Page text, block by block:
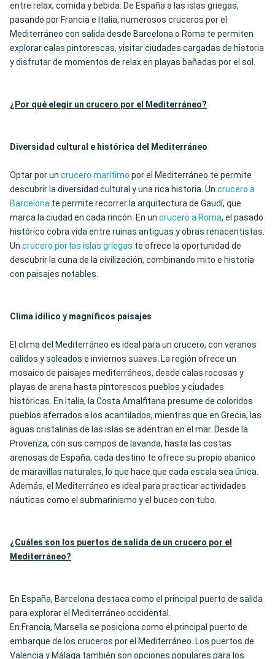
entre relax, comida y bebida. De España a las islas griegas,
pasando por Francia e Italia, numerosos cruceros por el
Mediterráneo con salida desde Barcelona o Roma te permiten
explorar calas pintorescas, visitar ciudades cargadas de historia
y disfrutar de momentos de relax en playas bañadas por el sol.
¿Por qué elegir un crucero por el Mediterráneo?
Diversidad cultural e histórica del Mediterráneo
Optar por un crucero marítimo por el Mediterráneo te permite
descubrir la diversidad cultural y una rica historia. Un crucero a
Barcelona te permite recorrer la arquitectura de Gaudí, que
marca la ciudad en cada rincón. En un crucero a Roma, el pasado
histórico cobra vida entre ruinas antiguas y obras renacentistas.
Un crucero por las islas griegas te ofrece la oportunidad de
descubrir la cuna de la civilización, combinando mito e historia
con paisajes notables.
Clima idílico y magníficos paisajes
El clima del Mediterráneo es ideal para un crucero, con veranos
cálidos y soleados e inviernos suaves. La región ofrece un
mosaico de paisajes mediterráneos, desde calas rocosas y
playas de arena hasta pintorescos pueblos y ciudades
históricas. En Italia, la Costa Amalfitana presume de coloridos
pueblos aferrados a los acantilados, mientras que en Grecia, las
aguas cristalinas de las islas se adentran en el mar. Desde la
Provenza, con sus campos de lavanda, hasta las costas
arenosas de España, cada destino te ofrece su propio abanico
de maravillas naturales, lo que hace que cada escala sea única.
Además, el Mediterráneo es ideal para practicar actividades
náuticas como el submarinismo y el buceo con tubo.
¿Cuáles son los puertos de salida de un crucero por el
Mediterráneo?
En España, Barcelona destaca como el principal puerto de salida
para explorar el Mediterráneo occidental.
En Francia, Marsella se posiciona como el principal puerto de
embarque de los cruceros por el Mediterráneo. Los puertos de
Valencia y Málaga también son opciones populares para los